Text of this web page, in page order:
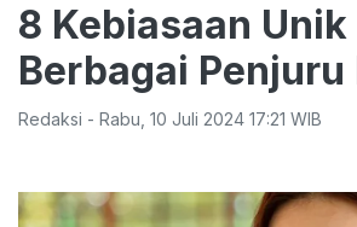
8 Kebiasaan
Berbagai Penjuru
Redaksi - Rabu 10 Juli 2024 17:21 WIB